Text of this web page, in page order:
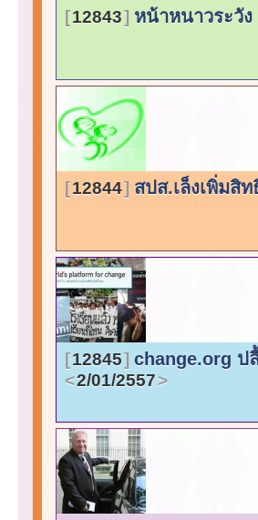
12843 หน้าหนาวระวัง
12844 สปส.เล็งเพิ่มสิ
12845 change.org ป
2/01/2557